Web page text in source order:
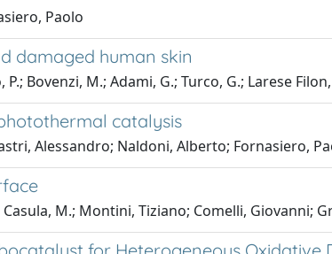
Paolo
damaged human skin
Bovenzi, M.; Adami, G.; Turco, G.; Larese Filon,
catalysis
Alessandro; Naldoni, Alberto; Fornasiero,
M.; Montini, Tiziano; Comelli, Giovanni;